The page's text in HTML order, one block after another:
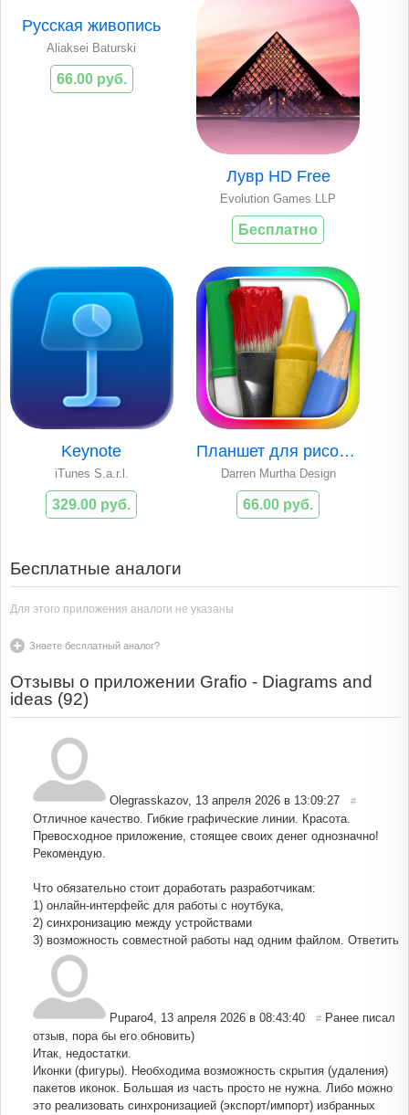
Русская живопись
Aliaksei Baturski
66.00 руб.
Лувр HD Free
Evolution Games LLP
Бесплатно
Keynote
iTunes S.a.r.l.
329.00 руб.
Планшет для рисования
Darren Murtha Design
66.00 руб.
Бесплатные аналоги
Для этого приложения аналоги не указаны
Знаете бесплатный аналог?
Отзывы о приложении Grafio - Diagrams and
ideas (92)
Olegrasskazov, 13 апреля 2026 в 13:09:27 #
Отличное качество. Гибкие графические линии. Красота.
Превосходное приложение, стоящее своих денег однозначно!
Рекомендую.
Что обязательно стоит доработать разработчикам:
1) онлайн-интерфейс для работы с ноутбука,
2) синхронизацию между устройствами
3) возможность совместной работы над одним файлом. Ответить
Puparo4, 13 апреля 2026 в 08:43:40 # Ранее писал
отзыв, пора бы его обновить)
Итак, недостатки.
Иконки (фигуры). Необходима возможность скрытия (удаления)
пакетов иконок. Большая из часть просто не нужна. Либо можно
это реализовать синхронизацией (экспорт/импорт) избранных